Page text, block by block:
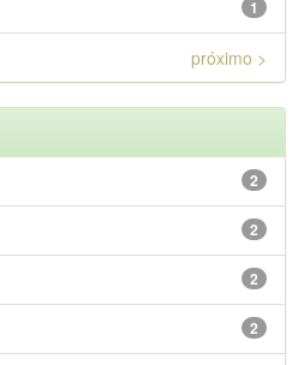
1
próximo >
2
2
2
2